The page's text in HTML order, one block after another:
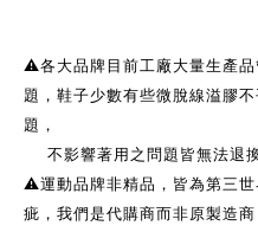
⚠️各大品牌目前工廠大量生產
題，鞋子少數有些微脫線溢膠
題，
不影響著用之問題皆無法退
⚠️運動品牌非精品，皆為第三
疵，我們是代購商而非原製造